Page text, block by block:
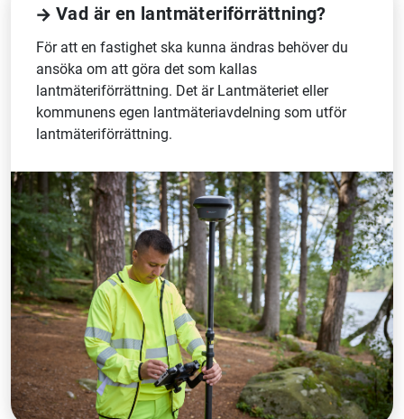
Vad är en lantmäteriförrättning?
För att en fastighet ska kunna ändras behöver du
ansöka om att göra det som kallas
lantmäteriförrättning. Det är Lantmäteriet eller
kommunens egen lantmäteriavdelning som utför
lantmäteriförrättning.